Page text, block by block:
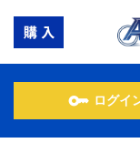
ログイ